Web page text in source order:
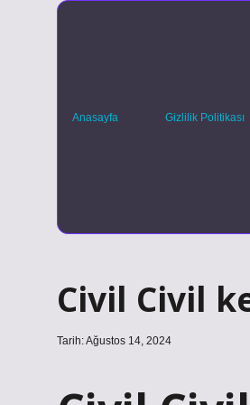
Anasayfa Gizlilik Politikası
Civil Civil
Tarih: Ağustos 14, 2024